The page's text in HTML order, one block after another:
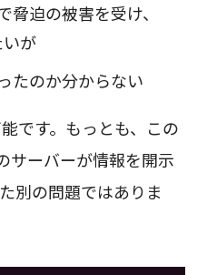
迫の被害を受け、
が
たのか分からない
です。もっとも、この
サーバーが情報を開示
別の問題ではありま